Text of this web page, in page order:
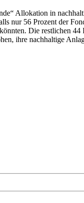
Allokation in
nur 56 Prozent der
Die restlichen 44
ihre nachhaltige